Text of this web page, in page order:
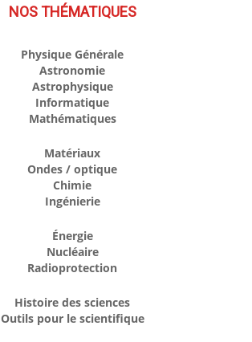
NOS THÉMATIQUES
Physique Générale
Astronomie
Astrophysique
Informatique
Mathématiques
Matériaux
Ondes / optique
Chimie
Ingénierie
Énergie
Nucléaire
Radioprotection
Histoire des sciences
Outils pour le scientifique